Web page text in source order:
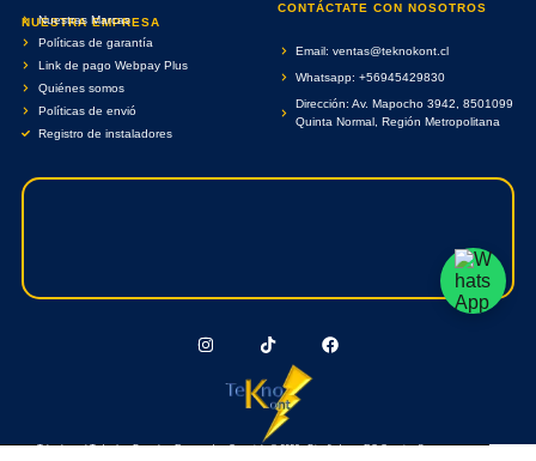
NUESTRA EMPRESA
Nuestras Marcas
Políticas de garantía
Link de pago Webpay Plus
Quiénes somos
Políticas de envió
Registro de instaladores
CONTÁCTATE CON NOSOTROS
Email: ventas@teknokont.cl
Whatsapp: +56945429830
Dirección: Av. Mapocho 3942, 8501099
Quinta Normal, Región Metropolitana
Teknokont.cl Todos Los Derechos Reservados. Copyright © 2026 - Diseñado por RC Creative Systems